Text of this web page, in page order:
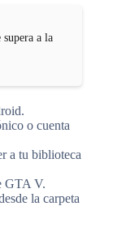
a la
o cuenta
a tu biblioteca
GTA V.
la carpeta